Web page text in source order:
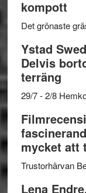
kompott
Det grönaste
Ystad
Delvis
terräng
29/7 - 2/8
mycket att
Trustorhärvan
Lena